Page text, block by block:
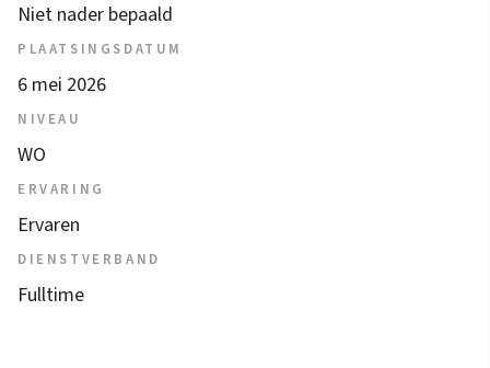
Niet nader bepaald
PLAATSINGSDATUM
6 mei 2026
NIVEAU
WO
ERVARING
Ervaren
DIENSTVERBAND
Fulltime